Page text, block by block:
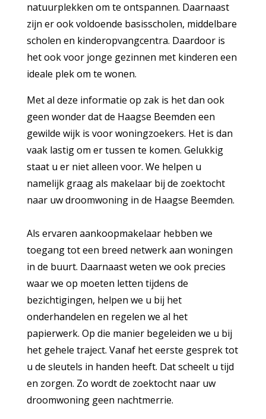
natuurplekken om te ontspannen. Daarnaast
zijn er ook voldoende basisscholen, middelbare
scholen en kinderopvangcentra. Daardoor is
het ook voor jonge gezinnen met kinderen een
ideale plek om te wonen.
Met al deze informatie op zak is het dan ook
geen wonder dat de Haagse Beemden een
gewilde wijk is voor woningzoekers. Het is dan
vaak lastig om er tussen te komen. Gelukkig
staat u er niet alleen voor. We helpen u
namelijk graag als makelaar bij de zoektocht
naar uw droomwoning in de Haagse Beemden.
Als ervaren aankoopmakelaar hebben we
toegang tot een breed netwerk aan woningen
in de buurt. Daarnaast weten we ook precies
waar we op moeten letten tijdens de
bezichtigingen, helpen we u bij het
onderhandelen en regelen we al het
papierwerk. Op die manier begeleiden we u bij
het gehele traject. Vanaf het eerste gesprek tot
u de sleutels in handen heeft. Dat scheelt u tijd
en zorgen. Zo wordt de zoektocht naar uw
droomwoning geen nachtmerrie.